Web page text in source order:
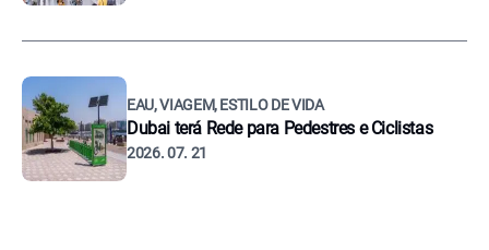
EAU, VIAGEM, ESTILO DE VIDA
Dubai terá Rede para Pedestres e Ciclistas
2026. 07. 21